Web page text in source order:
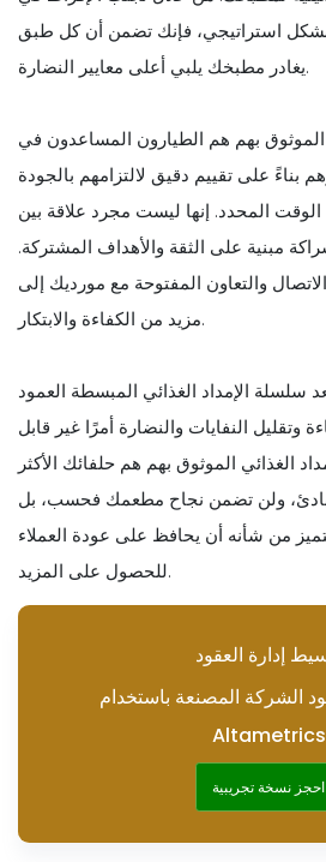
بشكل استراتيجي، فإنك تضمن أن كل طبق
يغادر مطبخك يلبي أعلى معايير النضارة.
الموثوق بهم هم الطيارون المساعدون في
بناءً على تقييم دقيق لالتزامهم بالجودة
المحدد. إنها ليست مجرد علاقة بين
مبنية على الثقة والأهداف المشتركة.
والتعاون المفتوحة مع مورديك إلى
مزيد من الكفاءة والابتكار.
سلسلة الإمداد الغذائي المبسطة العمود
وتقليل النفايات والنضارة أمرًا غير قابل
الغذائي الموثوق بهم هم حلفائك الأكثر
ولن تضمن نجاح مطعمك فحسب، بل
من شأنه أن يحافظ على عودة العملاء
للحصول على المزيد.
إدارة العقود
الشركة المصنعة باستخدام
Altametrics
احجز نسخة تجريبية